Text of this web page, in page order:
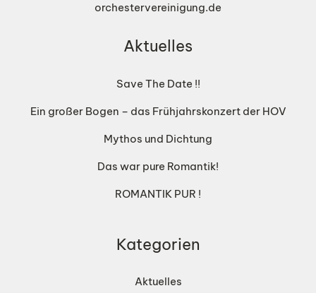
orchestervereinigung.de
Aktuelles
Save The Date !!
Ein großer Bogen – das Frühjahrskonzert der HOV
Mythos und Dichtung
Das war pure Romantik!
ROMANTIK PUR !
Kategorien
Aktuelles